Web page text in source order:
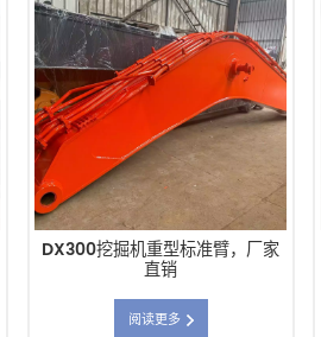
DX300挖掘机重型标准臂，厂家
直销
阅读更多